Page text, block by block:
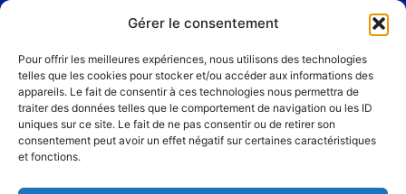
Gérer le consentement
Pour offrir les meilleures expériences, nous utilisons des technologies
telles que les cookies pour stocker et/ou accéder aux informations des
appareils. Le fait de consentir à ces technologies nous permettra de
traiter des données telles que le comportement de navigation ou les ID
uniques sur ce site. Le fait de ne pas consentir ou de retirer son
consentement peut avoir un effet négatif sur certaines caractéristiques
et fonctions.
Accueil
La Carte
Les Ateliers
Contact